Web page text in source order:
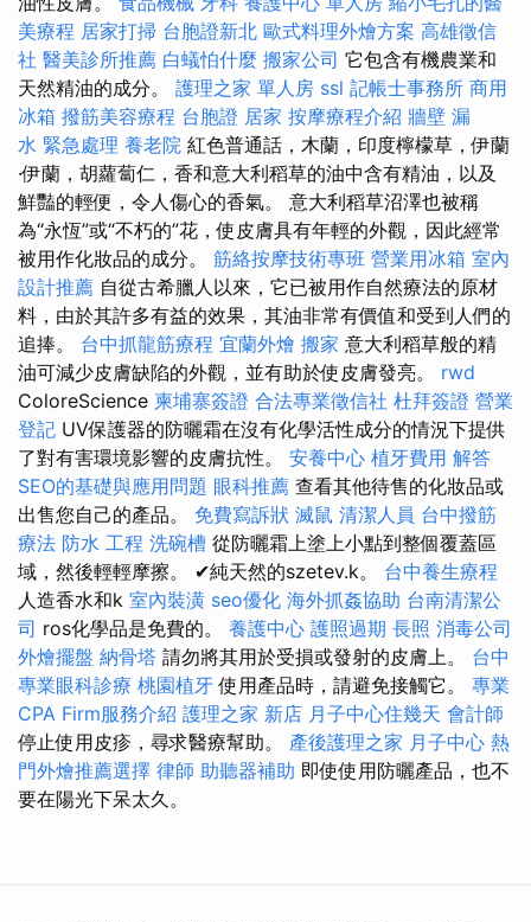
美療程 居家打掃 台胞證新北 歐式料理外燴方案 高雄徵信
社 醫美診所推薦 白蟻怕什麼 搬家公司 它包含有機農業和
天然精油的成分。 護理之家 單人房 ssl 記帳士事務所 商用
冰箱 撥筋美容療程 台胞證 居家 按摩療程介紹 牆壁 漏
水 緊急處理 養老院 紅色普通話，木蘭，印度檸檬草，伊蘭
·伊蘭，胡蘿蔔仁，香和意大利稻草的油中含有精油，以及
鮮豔的輕便，令人傷心的香氣。 意大利稻草沼澤也被稱
為“永恆”或“不朽的”花，使皮膚具有年輕的外觀，因此經常
被用作化妝品的成分。 筋絡按摩技術專班 營業用冰箱 室內
設計推薦 自從古希臘人以來，它已被用作自然療法的原材
料，由於其許多有益的效果，其油非常有價值和受到人們的
追捧。 台中抓龍筋療程 宜蘭外燴 搬家 意大利稻草般的精
油可減少皮膚缺陷的外觀，並有助於使皮膚發亮。 rwd
ColoreScience 柬埔寨簽證 合法專業徵信社 杜拜簽證 營業
登記 UV保護器的防曬霜在沒有化學活性成分的情況下提供
了對有害環境影響的皮膚抗性。 安養中心 植牙費用 解答
SEO的基礎與應用問題 眼科推薦 查看其他待售的化妝品或
出售您自己的產品。 免費寫訴狀 滅鼠 清潔人員 台中撥筋
療法 防水 工程 洗碗槽 從防曬霜上塗上小點到整個覆蓋區
域，然後輕輕摩擦。 ✔純天然的szetev.k。 台中養生療程
人造香水和k 室內裝潢 seo優化 海外抓姦協助 台南清潔公
司 ros化學品是免費的。 養護中心 護照過期 長照 消毒公司
外燴擺盤 納骨塔 請勿將其用於受損或發射的皮膚上。 台中
專業眼科診療 桃園植牙 使用產品時，請避免接觸它。 專業
CPA Firm服務介紹 護理之家 新店 月子中心住幾天 會計師
停止使用皮疹，尋求醫療幫助。 產後護理之家 月子中心 熱
門外燴推薦選擇 律師 助聽器補助 即使使用防曬產品，也不
要在陽光下呆太久。